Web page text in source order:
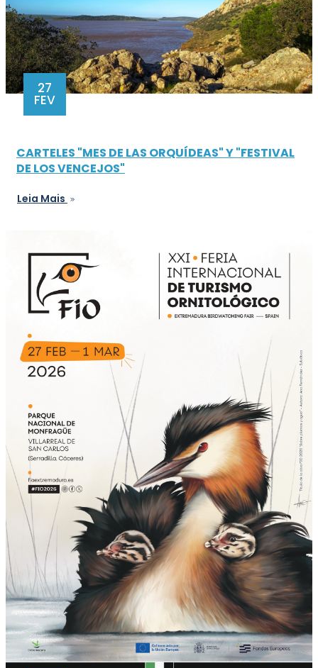
27
FEV
CARTELES "MES DE LAS ORQUÍDEAS" Y "FESTIVAL
DE LOS VENCEJOS"
Leia Mais